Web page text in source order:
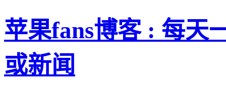
苹果fans博客 : 每天
或新闻